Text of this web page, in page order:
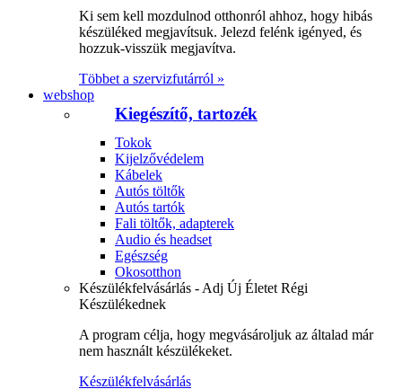
Ki sem kell mozdulnod otthonról ahhoz, hogy hibás
készüléked megjavítsuk. Jelezd felénk igényed, és
hozzuk-visszük megjavítva.
Többet a szervizfutárról »
webshop
Kiegészítő, tartozék
Tokok
Kijelzővédelem
Kábelek
Autós töltők
Autós tartók
Fali töltők, adapterek
Audio és headset
Egészség
Okosotthon
Készülékfelvásárlás - Adj Új Életet Régi
Készülékednek
A program célja, hogy megvásároljuk az általad már
nem használt készülékeket.
Készülékfelvásárlás